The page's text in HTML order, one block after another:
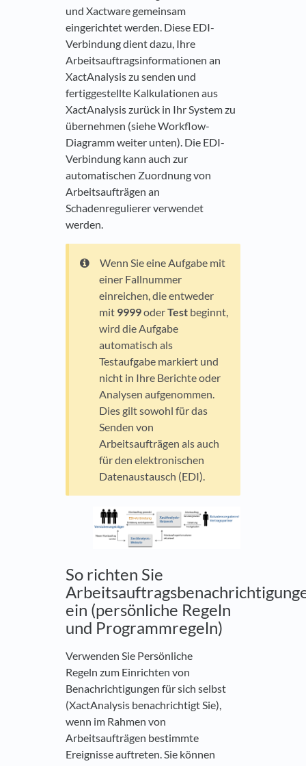
und Xactware gemeinsam
eingerichtet werden. Diese EDI-
Verbindung dient dazu, Ihre
Arbeitsauftragsinformationen an
XactAnalysis zu senden und
fertiggestellte Kalkulationen aus
XactAnalysis zurück in Ihr System zu
übernehmen (siehe Workflow-
Diagramm weiter unten). Die EDI-
Verbindung kann auch zur
automatischen Zuordnung von
Arbeitsaufträgen an
Schadenregulierer verwendet
werden.
Wenn Sie eine Aufgabe mit
einer Fallnummer
einreichen, die entweder
mit 9999oderTest beginnt,
wird die Aufgabe
automatisch als
Testaufgabe markiert und
nicht in Ihre Berichte oder
Analysen aufgenommen.
Dies gilt sowohl für das
Senden von
Arbeitsaufträgen als auch
für den elektronischen
Datenaustausch (EDI).
So richten Sie
ein (persönliche Regeln
und Programmregeln)
Verwenden Sie Persönliche
Regeln zum Einrichten von
Benachrichtigungen für sich selbst
(XactAnalysis benachrichtigt Sie),
wenn im Rahmen von
Arbeitsaufträgen bestimmte
Ereignisse auftreten. Sie können